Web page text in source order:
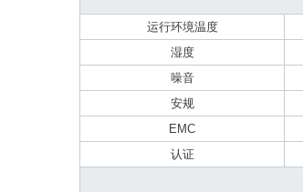
运行环境温度
湿度
噪音
安规
EMC
认证